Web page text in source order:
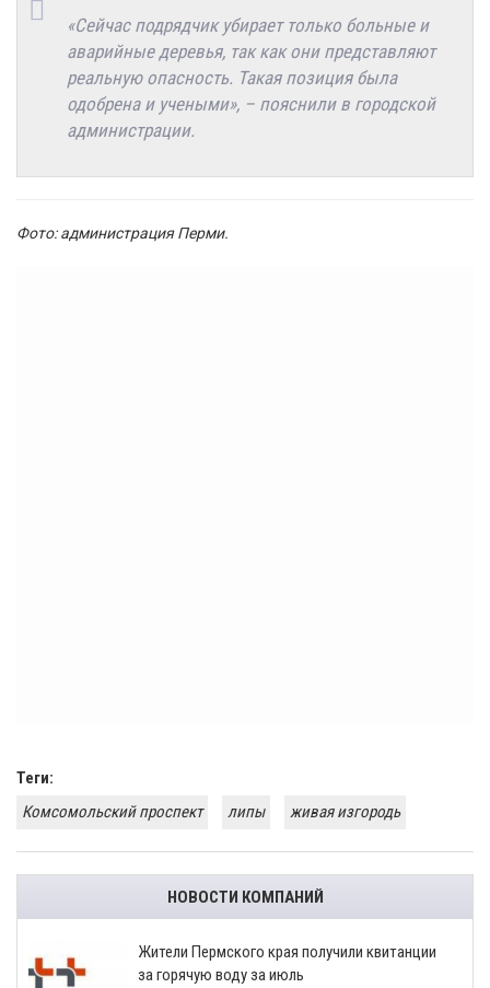
«Сейчас подрядчик убирает только больные и
аварийные деревья, так как они представляют
реальную опасность. Такая позиция была
одобрена и учеными», – пояснили в городской
администрации.
Фото: администрация Перми.
Теги:
Комсомольский проспект
липы живая изгородь
НОВОСТИ КОМПАНИЙ
​Жители Пермского края получили квитанции
за горячую воду за июль